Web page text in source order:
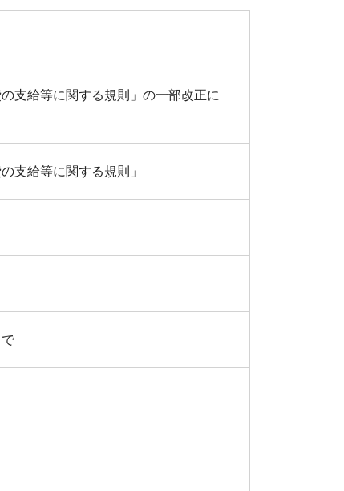
支給等に関する規則」の一部改正に
支給等に関する規則」